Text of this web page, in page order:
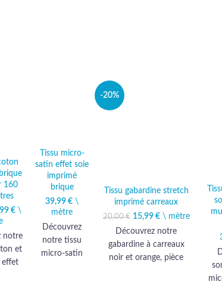
160
prix
initial
était :
€ Le prix
est :
\
notre
et
effet
Tissu micro-
satin effet soie
imprimé
brique
39,99€ \
mètre
Découvrez
notre tissu
micro-satin
-20%
Tissu gabardine stretch
imprimé carreaux
20,00€
Le prix initial
était : 20,00 €.
15,99 €
Le prix
actuel
15,99 €.
\ mètre
Découvrez notre
gabardine à carreaux
noir et orange, pièce